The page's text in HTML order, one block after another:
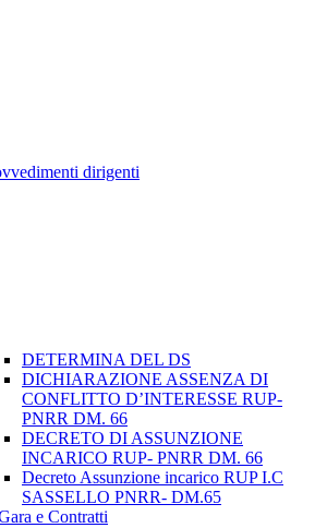
dirigenti
DETERMINA DEL DS
DICHIARAZIONE ASSENZA DI
CONFLITTO D’INTERESSE RUP-
PNRR DM. 66
DECRETO DI ASSUNZIONE
INCARICO RUP- PNRR DM. 66
Decreto Assunzione incarico RUP I.C
SASSELLO PNRR- DM.65
e Contratti